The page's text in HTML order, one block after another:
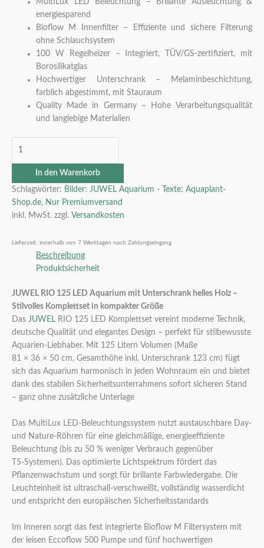
energiesparend
Bioflow M Innenfilter – Effiziente und sichere Filterung
ohne Schlauchsystem
100 W Regelheizer – Integriert, TÜV/GS-zertifiziert, mit
Borosilikatglas
Hochwertiger Unterschrank – Melaminbeschichtung,
farblich abgestimmt, mit Stauraum
Quality Made in Germany – Hohe Verarbeitungsqualität
und langlebige Materialien
In den Warenkorb
Schlagwörter: Bilder: JUWEL Aquarium - Texte: Aquaplant-
Shop.de, Nur Premiumversand
inkl. MwSt. zzgl. Versandkosten
Lieferzeit: innerhalb von 7 Werktagen nach Zahlungseingang
Beschreibung
Produktsicherheit
JUWEL RIO 125 LED Aquarium mit Unterschrank helles Holz –
Stilvolles Komplettset in kompakter Größe
Das JUWEL RIO 125 LED Komplettset vereint moderne Technik,
deutsche Qualität und elegantes Design – perfekt für stilbewusste
Aquarien-Liebhaber. Mit 125 Litern Volumen (Maße
81 × 36 × 50 cm, Gesamthöhe inkl. Unterschrank 123 cm) fügt
sich das Aquarium harmonisch in jeden Wohnraum ein und bietet
dank des stabilen Sicherheitsunterrahmens sofort sicheren Stand
– ganz ohne zusätzliche Unterlage
Das MultiLux LED-Beleuchtungssystem nutzt austauschbare Day-
und Nature‑Röhren für eine gleichmäßige, energieeffiziente
Beleuchtung (bis zu 50 % weniger Verbrauch gegenüber
T5‑Systemen). Das optimierte Lichtspektrum fördert das
Pflanzenwachstum und sorgt für brillante Farbwiedergabe. Die
Leuchteinheit ist ultraschall-verschweißt, vollständig wasserdicht
und entspricht den europäischen Sicherheitsstandards
Im Inneren sorgt das fest integrierte Bioflow M Filtersystem mit
der leisen Eccoflow 500 Pumpe und fünf hochwertigen